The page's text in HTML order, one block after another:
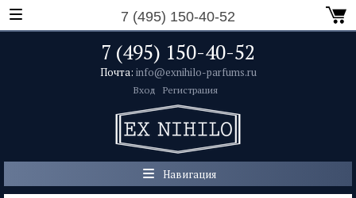
7 (495) 150-40-52
7 (495) 150-40-52
Почта: info@exnihilo-parfums.ru
Вход Регистрация
Навигация